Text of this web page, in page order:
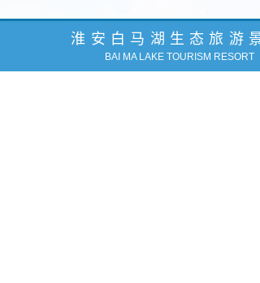
淮安白马湖生态旅游
BAI MA LAKE TOURISM RESORT